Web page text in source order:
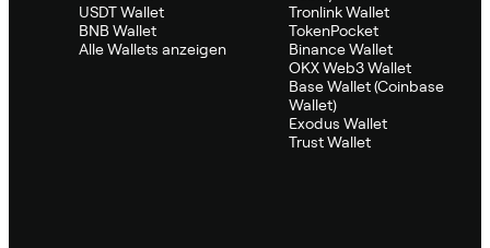
USDT Wallet
BNB Wallet
Alle Wallets anzeigen
Tronlink Wallet
TokenPocket
Binance Wallet
OKX Web3 Wallet
Base Wallet (Coinbase
Wallet)
Exodus Wallet
Trust Wallet